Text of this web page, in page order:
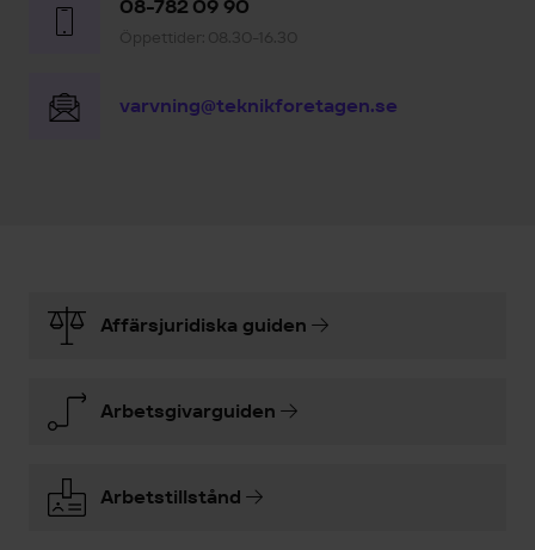
08-782 09 90
Öppettider: 08.30-16.30
varvning@teknikforetagen.se
Affärsjuridiska guiden
Arbetsgivarguiden
Arbetstillstånd